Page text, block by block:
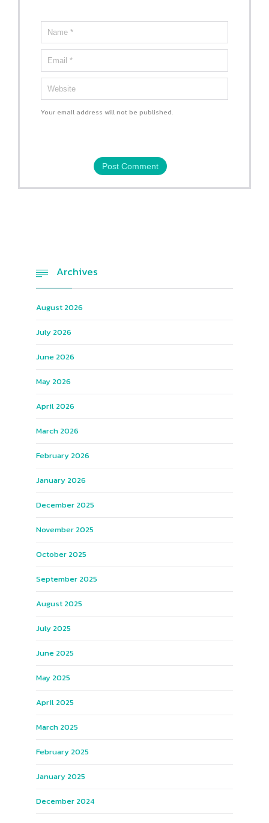
Your email address will not be published.
 Archives
August 2026
July 2026
June 2026
May 2026
April 2026
March 2026
February 2026
January 2026
December 2025
November 2025
October 2025
September 2025
August 2025
July 2025
June 2025
May 2025
April 2025
March 2025
February 2025
January 2025
December 2024